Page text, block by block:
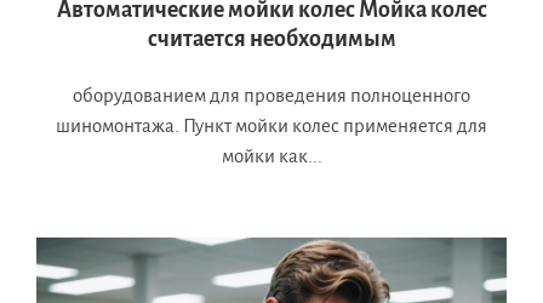
Автоматические мойки колес Мойка колес
считается необходимым
оборудованием для проведения полноценного
шиномонтажа. Пункт мойки колес применяется для
мойки как...